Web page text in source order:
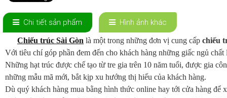
Chi tiết sản phẩm Hình ảnh khác
Chiếu trúc Sài Gòn là một trong những đơn vị cung cấp chiếu
Với tiêu chí góp phần đem đến cho khách hàng những giấc ngủ
Những hạt trúc được chế tạo từ tre gia trên 10 năm tuổi, được gia
những mẫu mã mới, bắt kịp xu hướng thị hiếu của khách hàng.
Dù quý khách hàng mua bằng hình thức online hay tới cửa hàng để